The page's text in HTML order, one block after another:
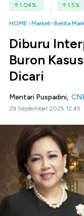
1.04% 1.5%
HOME Market Berita
Diburu
Buron
Dicari
Mentari Puspadini,
29 September 2025 12:45